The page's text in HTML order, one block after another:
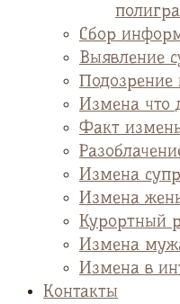
Сбор
Выявление
Подозрение
Измена что
Факт
Измена
Измена
Курортный
Измена
Измена в
Контакты